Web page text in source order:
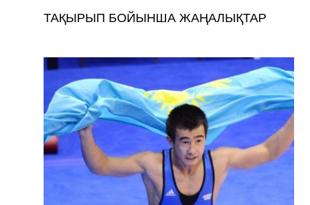
ТАҚЫРЫП БОЙЫНША ЖАҢАЛЫҚТАР